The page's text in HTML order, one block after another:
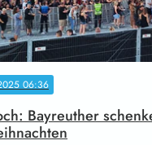
06:36
Bayreuther